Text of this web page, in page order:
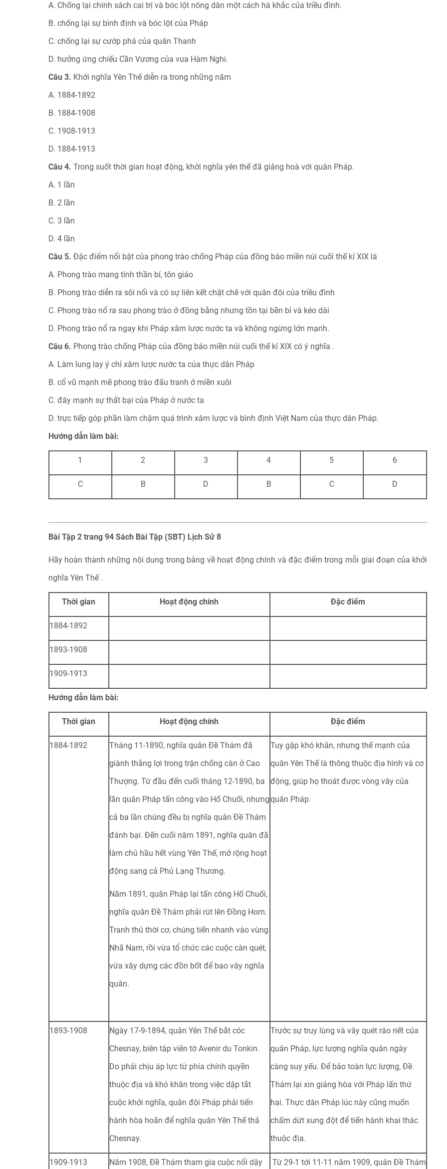
A. Chống lại chính sách cai trị và bóc lột nông dân một cách hà khắc của triều đình.
B. chống lại sự bình định và bóc lột của Pháp
C. chống lại sự cướp phá của quân Thanh
D. hưởng ứng chiếu Cần Vương của vua Hàm Nghi.
Câu 3. Khởi nghĩa Yên Thế diễn ra trong những năm
A. 1884-1892
B. 1884-1908
C. 1908-1913
D. 1884-1913
Câu 4. Trong suốt thời gian hoạt động, khởi nghĩa yên thế đã giảng hoà với quân Pháp.
A. 1 lần
B. 2 lần
C. 3 lần
D. 4 lần
Câu 5. Đặc điểm nổi bật của phong trào chống Pháp của đồng bào miền núi cuối thế kỉ XIX là
A. Phong trào mang tính thần bí, tôn giáo
B. Phong trào diễn ra sôi nổi và có sự liên kết chặt chẽ với quân đội của triều đình
C. Phong trào nổ ra sau phong trào ở đồng bằng nhưng tồn tại bền bỉ và kéo dài
D. Phong trào nổ ra ngay khi Pháp xâm lược nước ta và không ngừng lớn mạnh.
Câu 6. Phong trào chống Pháp của đồng bảo miền núi cuối thế kỉ XIX có ý nghĩa .
A. Làm lung lay ý chỉ xâm lược nước ta của thực dân Pháp
B. cổ vũ mạnh mẽ phong trào đấu tranh ở miền xuôi
C. đây mạnh sự thất bại của Pháp ở nước ta
D. trực tiếp góp phần làm chậm quá trình xâm lược và bình định Việt Nam của thực dân Pháp.
Hướng dẫn làm bài:
1 2 3 4 5 6
C B D B C D
Bài Tập 2 trang 94 Sách Bài Tập (SBT) Lịch Sử 8
Hãy hoàn thành những nội dung trong bảng về hoạt động chính và đặc điểm trong mỗi giai đoạn của khởi
nghĩa Yên Thế .
Thời gian Hoạt động chính Đặc điểm
1884-1892
1893-1908
1909-1913
Hướng dẫn làm bài:
Thời gian Hoạt động chính Đặc điểm
1884-1892
Tháng 11-1890, nghĩa quân Đề Thám đã
giành thắng lợi trong trận chống càn ở Cao
Thượng. Từ đầu đến cuối tháng 12-1890, ba
lần quân Pháp tấn công vào Hố Chuối, nhưng
cả ba lần chúng đều bị nghĩa quân Đề Thám
đánh bại. Đến cuối năm 1891, nghĩa quân đã
làm chủ hầu hết vùng Yên Thế, mở rộng hoạt
động sang cả Phủ Lạng Thương.
Năm 1891, quân Pháp lại tấn công Hố Chuối,
nghĩa quân Đề Thám phải rút lên Đồng Hom.
Tranh thủ thời cơ, chúng tiến nhanh vào vùng
Nhã Nam, rồi vừa tổ chức các cuộc càn quét,
vừa xây dựng các đồn bốt để bao vây nghĩa
quân.
Tuy gặp khó khăn, nhưng thế mạnh của
quân Yên Thế là thông thuộc địa hình và cơ
động, giúp họ thoát được vòng vây của
quân Pháp.
1893-1908
Ngày 17-9-1894, quân Yên Thế bắt cóc
Chesnay, biên tập viên tờ Avenir du Tonkin.
Do phải chịu áp lực từ phía chính quyền
thuộc địa và khó khăn trong việc dập tắt
cuộc khởi nghĩa, quân đội Pháp phải tiến
hành hòa hoãn để nghĩa quân Yên Thế thả
Chesnay.
Trước sự truy lùng và vây quét ráo riết của
quân Pháp, lực lượng nghĩa quân ngày
càng suy yếu. Để bảo toàn lực lượng, Đề
Thám lại xin giảng hòa với Pháp lấn thứ
hai. Thực dân Pháp lúc này cũng muốn
chấm dứt xung đột để tiến hành khai thác
thuộc địa.
1909-1913 Năm 1908, Đề Thám tham gia cuộc nổi dậy Từ 29-1 tới 11-11 năm 1909, quân Đề Thám